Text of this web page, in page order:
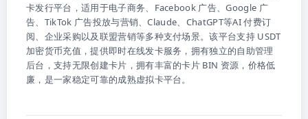
卡发行平台，适用于电子商务、Facebook 广告、Google 广
告、TikTok 广告投放与营销、Claude、ChatGPT等AI 付费订
阅、企业采购以及联盟营销等多种支付场景。该平台支持 USDT
加密货币充值，提供即时在线发卡服务，拥有独立的自助管理
后台，支持无限创建卡片，拥有丰富的卡片 BIN 资源，价格低
廉，是一家稳定可靠的成熟虚拟卡平台。